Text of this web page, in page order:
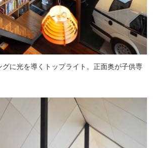
グに光を導くトップライト。正面奥が子供専